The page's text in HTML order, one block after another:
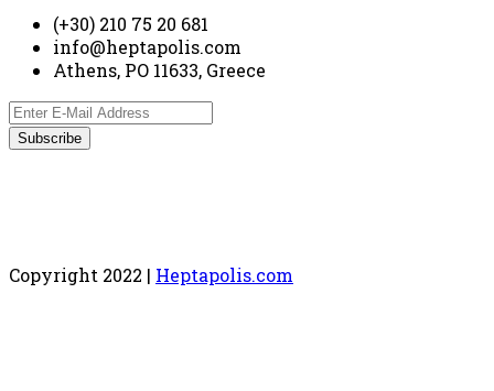
(+30) 210 75 20 681
info@heptapolis.com
Athens, PO 11633, Greece
Copyright 2022 | Heptapolis.com